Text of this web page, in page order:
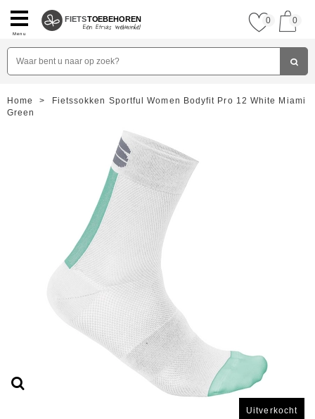
Menu
FIETSTOEBEHOREN 0 0
Home >
Fietssokken Sportful Women Bodyfit Pro 12 White Miami
Green
Uitverkocht